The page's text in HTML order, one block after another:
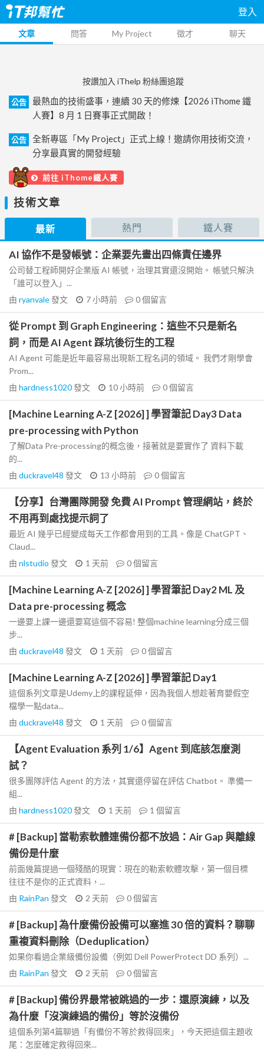
登入
文章 問答 My Project 徵才 聊天
按讚加入 iThelp 粉絲團追蹤
公告
最熱血的技術盛事，連續 30 天的修煉【2026 iThome 鐵
人賽】8 月 1 日賽事正式開啟！
公告
全新專區「My Project」正式上線！邀請你用技術交流，
分享最真實的開發經驗
前往 iThome鐵人賽
技術文章
最新 熱門 鐵人賽
AI 協作不是發帳號：企業要先畫出四條責任邊界
公司替工程師開好企業版 AI 帳號，治理其實還沒開始。 帳號只解決
「誰可以登入」...
由 ryanvale發文 7 小時前 0個留言
從 Prompt 到 Graph Engineering：這些不只是新名
詞，而是 AI Agent 踩坑後衍生的工程
AI Agent 可能是近年最容易出現新工程名詞的領域。 我們才剛學會
Prom...
由 hardness1020發文 10 小時前 0個留言
[Machine Learning A-Z [2026] ] 學習筆記 Day3 Data
pre-processing with Python
了解Data Pre-processing的概念後，接著就是要實作了 資料下載
的...
由 duckravel48 發文 13 小時前 0個留言
【分享】台灣團隊開發 免費 AI Prompt 管理網站，終於
不用再到處找提示詞了
最近 AI 幾乎已經變成每天工作都會用到的工具。像是 ChatGPT、
Claud...
由 nlstudio 發文 1 天前 0個留言
[Machine Learning A-Z [2026] ] 學習筆記 Day2 ML 及
Data pre-processing 概念
一邊要上課一邊還要寫這個不容易! 整個machine learning分成三個
步...
由 duckravel48 發文 1 天前 0個留言
[Machine Learning A-Z [2026] ] 學習筆記 Day1
這個系列文章是Udemy上的課程延伸，因為我個人想趁著育嬰假空
檔學一點data...
由 duckravel48 發文 1 天前 0個留言
【Agent Evaluation 系列 1/6】Agent 到底該怎麼測
試？
很多團隊評估 Agent 的方法，其實還停留在評估 Chatbot。 準備一
組...
由 hardness1020發文 1 天前 1 個留言
# [Backup] 當勒索軟體連備份都不放過：Air Gap 與離線
備份是什麼
前面幾篇提過一個殘酷的現實：現在的勒索軟體攻擊，第一個目標
往往不是你的正式資料，...
由 RainPan 發文 2 天前 0個留言
# [Backup] 為什麼備份設備可以塞進 30 倍的資料？聊聊
重複資料刪除（Deduplication）
如果你看過企業級備份設備（例如 Dell PowerProtect DD 系列）...
由 RainPan 發文 2 天前 0個留言
# [Backup] 備份界最常被跳過的一步：還原演練，以及
為什麼「沒演練過的備份」等於沒備份
這個系列第4篇聊過「有備份不等於救得回來」，今天把這個主題收
尾：怎麼確定救得回來...